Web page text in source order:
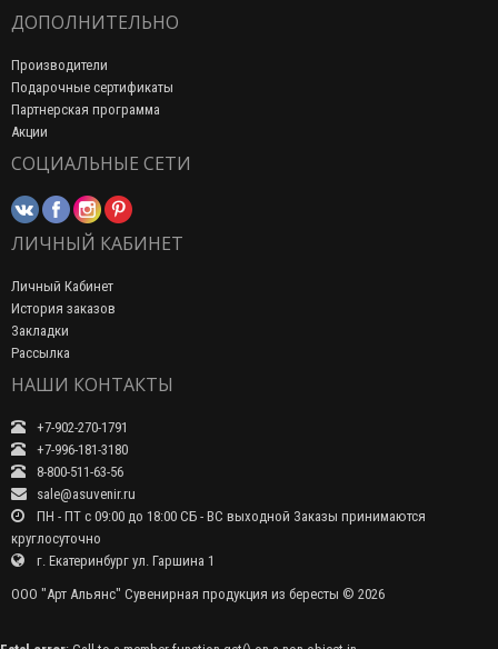
ДОПОЛНИТЕЛЬНО
Производители
Подарочные сертификаты
Партнерская программа
Акции
СОЦИАЛЬНЫЕ СЕТИ
ЛИЧНЫЙ КАБИНЕТ
Личный Кабинет
История заказов
Закладки
Рассылка
НАШИ КОНТАКТЫ
+7-902-270-1791
+7-996-181-3180
8-800-511-63-56
sale@asuvenir.ru
ПН - ПТ с 09:00 до 18:00 СБ - ВС выходной Заказы принимаются
круглосуточно
г. Екатеринбург ул. Гаршина 1
ООО "Арт Альянс" Сувенирная продукция из бересты © 2026